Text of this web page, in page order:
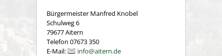
Bürgermeister Manfred Knobel
Schulweg 6
79677 Aitern
Telefon 07673 350
E-Mail:
info@aitern.de